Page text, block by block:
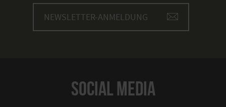
NEWSLETTER-ANMELDUNG
SOCIAL MEDIA